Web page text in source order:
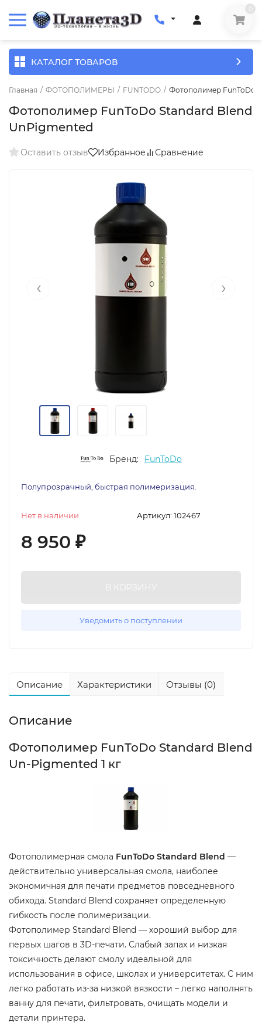
КАТАЛОГ ТОВАРОВ
Главная / ФОТОПОЛИМЕРЫ / FUNTODO / Фотополимер FunToDo
Фотополимер FunToDo Standard Blend
UnPigmented
Оставить отзыв Избранное Сравнение
‹ ›
Бренд: FunToDo
Полупрозрачный, быстрая полимеризация.
Артикул: 102467
Нет в наличии
8 950 ₽
В КОРЗИНУ
Уведомить о поступлении
Описание Характеристики Отзывы (0)
Описание
Фотополимер FunToDo Standard Blend
Un-Pigmented 1 кг
Фотополимерная смола FunToDo Standard Blend —
действительно универсальная смола, наиболее
экономичная для печати предметов повседневного
обихода. Standard Blend сохраняет определенную
гибкость после полимеризации.
Фотополимер Standard Blend — хороший выбор для
первых шагов в 3D-печати. Слабый запах и низкая
токсичность делают смолу идеальной для
использования в офисе, школах и университетах. С ним
легко работать из-за низкой вязкости – легко наполнять
ванну для печати, фильтровать, очищать модели и
детали принтера.